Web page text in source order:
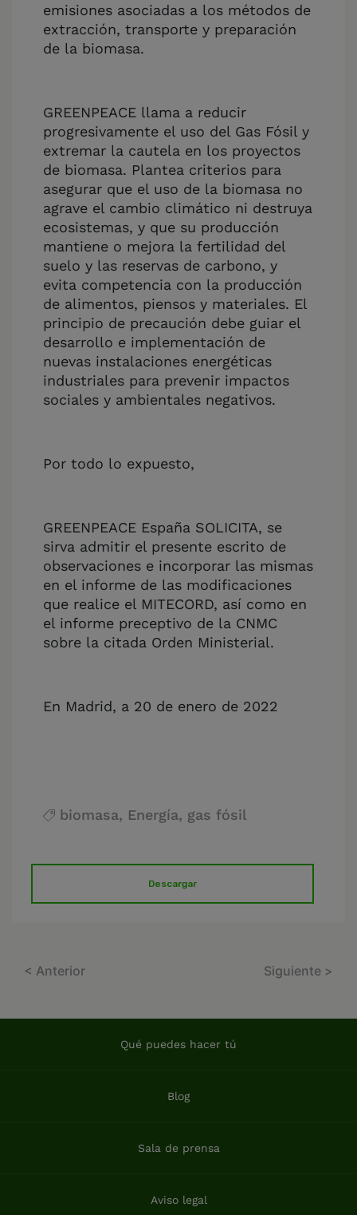
emisiones asociadas a los métodos de
extracción, transporte y preparación
de la biomasa.
GREENPEACE llama a reducir
progresivamente el uso del Gas Fósil y
extremar la cautela en los proyectos
de biomasa. Plantea criterios para
asegurar que el uso de la biomasa no
agrave el cambio climático ni destruya
ecosistemas, y que su producción
mantiene o mejora la fertilidad del
suelo y las reservas de carbono, y
evita competencia con la producción
de alimentos, piensos y materiales. El
principio de precaución debe guiar el
desarrollo e implementación de
nuevas instalaciones energéticas
industriales para prevenir impactos
sociales y ambientales negativos.
Por todo lo expuesto,
GREENPEACE España SOLICITA, se
sirva admitir el presente escrito de
observaciones e incorporar las mismas
en el informe de las modificaciones
que realice el MITECORD, así como en
el informe preceptivo de la CNMC
sobre la citada Orden Ministerial.
En Madrid, a 20 de enero de 2022
biomasa, Energía, gas fósil
Descargar
< Anterior Siguiente >
Qué puedes hacer tú
Blog
Sala de prensa
Aviso legal